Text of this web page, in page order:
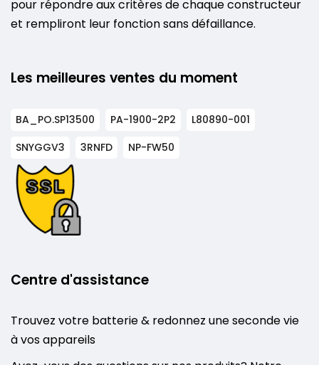
pour répondre aux critères de chaque constructeur
et rempliront leur fonction sans défaillance.
Les meilleures ventes du moment
BA_PO.SP13500 PA-1900-2P2
L80890-001
SNYGGV3
3RNFD NP-FW50
Centre d'assistance
Trouvez votre batterie & redonnez une seconde vie
à vos appareils